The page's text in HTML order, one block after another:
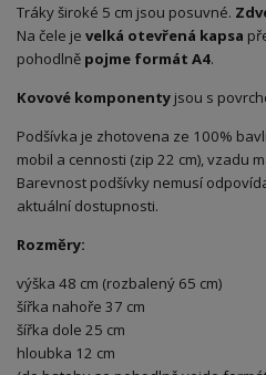
Tráky široké 5 cm jsou posuvné.
Na čele je velká otevřená kapsa
pohodlně pojme formát A4.
Kovové komponenty jsou s
Podšívka je zhotovena ze 100%
mobil a cennosti (zip 22 cm), vzadu
Barevnost podšívky nemusí
aktuální dostupnosti.
Rozměry:
výška 48 cm (rozbalený 65 cm)
šířka nahoře 37 cm
šířka dole 25 cm
hloubka 12 cm